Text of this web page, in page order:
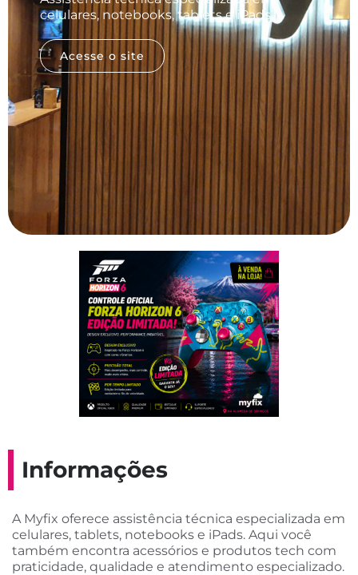
celulares, notebooks, tablets e iPads.
Acesse o site
Informações
A Myfix oferece assistência técnica especializada em
celulares, tablets, notebooks e iPads. Aqui você
também encontra acessórios e produtos tech com
praticidade, qualidade e atendimento especializado.